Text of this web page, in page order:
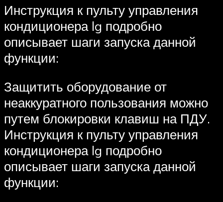
Инструкция к пульту управления
кондиционера lg подробно
описывает шаги запуска данной
функции:
Защитить оборудование от
неаккуратного пользования можно
путем блокировки клавиш на ПДУ.
Инструкция к пульту управления
кондиционера lg подробно
описывает шаги запуска данной
функции: